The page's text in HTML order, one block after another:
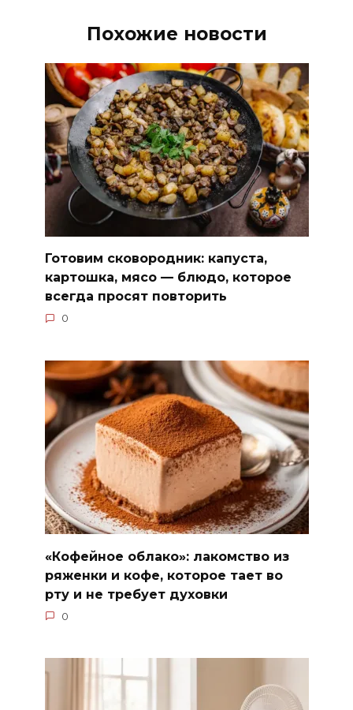
Похожие новости
Готовим сковородник: капуста,
картошка, мясо — блюдо, которое
всегда просят повторить
0
«Кофейное облако»: лакомство из
ряженки и кофе, которое тает во
рту и не требует духовки
0